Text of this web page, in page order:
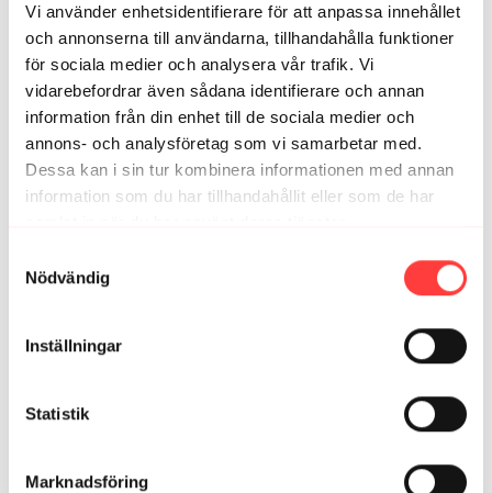
Vi använder enhetsidentifierare för att anpassa innehållet
och annonserna till användarna, tillhandahålla funktioner
för sociala medier och analysera vår trafik. Vi
vidarebefordrar även sådana identifierare och annan
information från din enhet till de sociala medier och
annons- och analysföretag som vi samarbetar med.
Dessa kan i sin tur kombinera informationen med annan
information som du har tillhandahållit eller som de har
Nödvändig
Inställningar
Statistik
Marknadsföring
Relaterade videor
GRAVID - REDAN HALVVÄGS. Introduktion till träningen i trimester